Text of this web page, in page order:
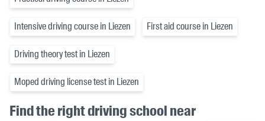
Intensive driving course in Liezen First aid course in Liezen
Driving theory test in Liezen
Moped driving license test in Liezen
Find the right driving school near